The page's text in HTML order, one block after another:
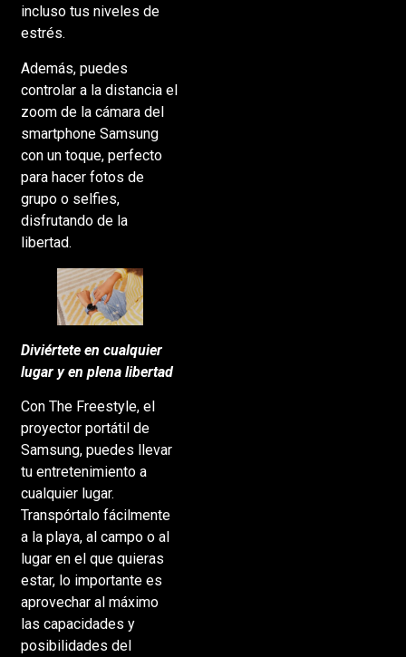
incluso tus niveles de
estrés.
Además, puedes
controlar a la distancia el
zoom de la cámara del
smartphone Samsung
con un toque, perfecto
para hacer fotos de
grupo o selfies,
disfrutando de la
libertad.
Diviértete en cualquier
lugar y en plena libertad
Con The Freestyle, el
proyector portátil de
Samsung, puedes llevar
tu entretenimiento a
cualquier lugar.
Transpórtalo fácilmente
a la playa, al campo o al
lugar en el que quieras
estar, lo importante es
aprovechar al máximo
las capacidades y
posibilidades del